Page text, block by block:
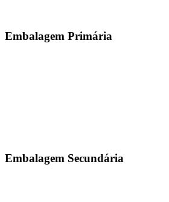
Embalagem Primária
Embalagem Secundária